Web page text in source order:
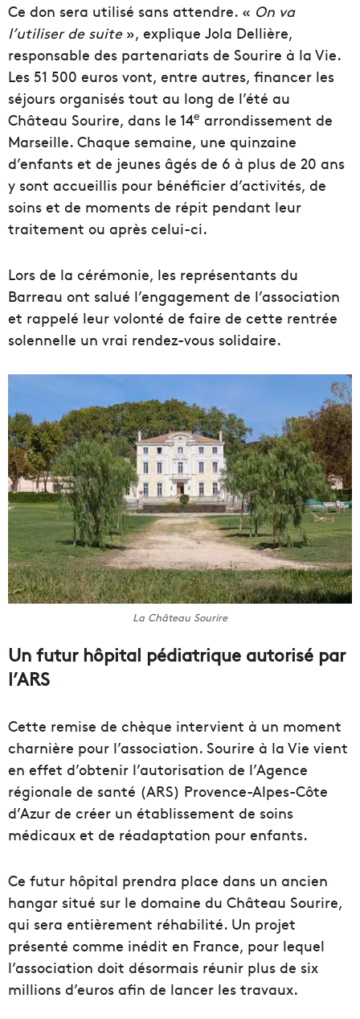
Ce don sera utilisé sans attendre. « On va
l’utiliser de suite», explique Jola Dellière,
responsable des partenariats de Sourire à la Vie.
Les 51 500 euros vont, entre autres, financer les
séjours organisés tout au long de l’été au
Château Sourire, dans le 14e arrondissement de
Marseille. Chaque semaine, une quinzaine
d’enfants et de jeunes âgés de 6 à plus de 20 ans
y sont accueillis pour bénéficier d’activités, de
soins et de moments de répit pendant leur
traitement ou après celui-ci.
Lors de la cérémonie, les représentants du
Barreau ont salué l’engagement de l’association
et rappelé leur volonté de faire de cette rentrée
solennelle un vrai rendez-vous solidaire.
La Château Sourire
Un futur hôpital pédiatrique autorisé par
l’ARS
Cette remise de chèque intervient à un moment
charnière pour l’association. Sourire à la Vie vient
en effet d’obtenir l’autorisation de l’Agence
régionale de santé (ARS) Provence-Alpes-Côte
d’Azur de créer un établissement de soins
médicaux et de réadaptation pour enfants.
Ce futur hôpital prendra place dans un ancien
hangar situé sur le domaine du Château Sourire,
qui sera entièrement réhabilité. Un projet
présenté comme inédit en France, pour lequel
l’association doit désormais réunir plus de six
millions d’euros afin de lancer les travaux.